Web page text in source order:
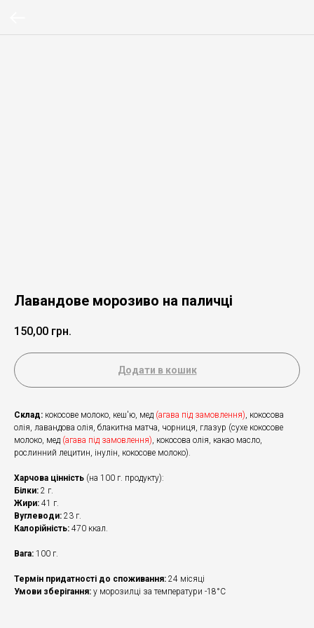
Лавандове морозиво на паличці
150,00 грн.
Додати в кошик
Склад: кокосове молоко, кеш'ю, мед (агава під замовлення), кокосова
олія, лавандова олія, блакитна матча, чорниця, глазур (сухе кокосове
молоко, мед (агава під замовлення), кокосова олія, какао масло,
рослинний лецитин, інулін, кокосове молоко).
Харчова цінність (на 100 г. продукту):
Білки: 2 г.
Жири: 41 г.
Вуглеводи: 23 г.
Калорійність: 470 ккал.
Вага: 100 г.
Термін придатності до споживання: 24 місяці
Умови зберігання: у морозилці за температури -18°С